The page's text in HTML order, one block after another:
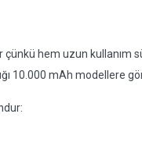
hem uzun kullanım
10.000 mAh modellere